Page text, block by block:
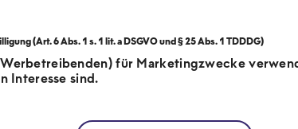
für Marketingzwecke
Interesse sind.